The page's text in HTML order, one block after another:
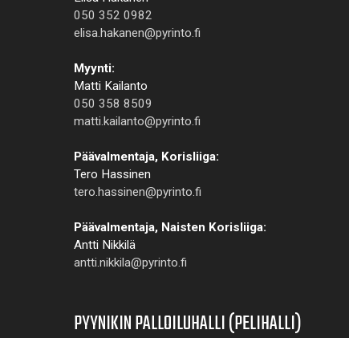
050 352 0982
elisa.hakanen@pyrinto.fi
Myynti:
Matti Kailanto
050 358 8509
matti.kailanto@pyrinto.fi
Päävalmentaja, Korisliiga:
Tero Hassinen
tero.hassinen@pyrinto.fi
Päävalmentaja, Naisten Korisliiga:
Antti Nikkilä
antti.nikkila@pyrinto.fi
PYYNIKIN PALLOILUHALLI (PELIHALLI)